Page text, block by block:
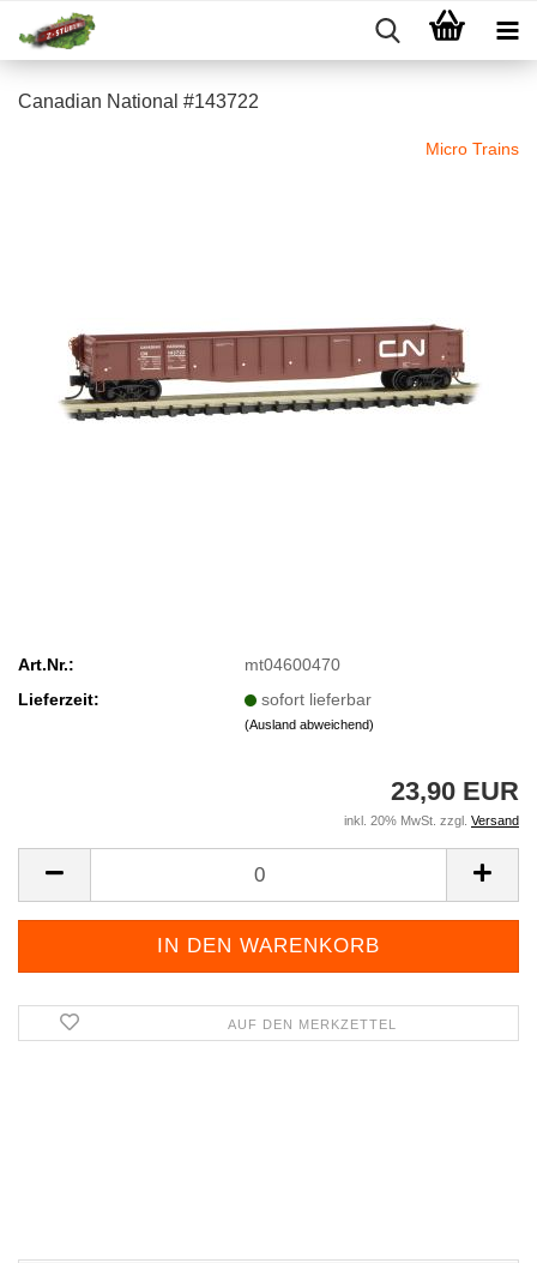
Canadian National #143722
Micro Trains
Art.Nr.:
mt04600470
Lieferzeit:
sofort lieferbar
(Ausland abweichend)
23,90 EUR
inkl. 20% MwSt. zzgl. Versand
AUF DEN MERKZETTEL